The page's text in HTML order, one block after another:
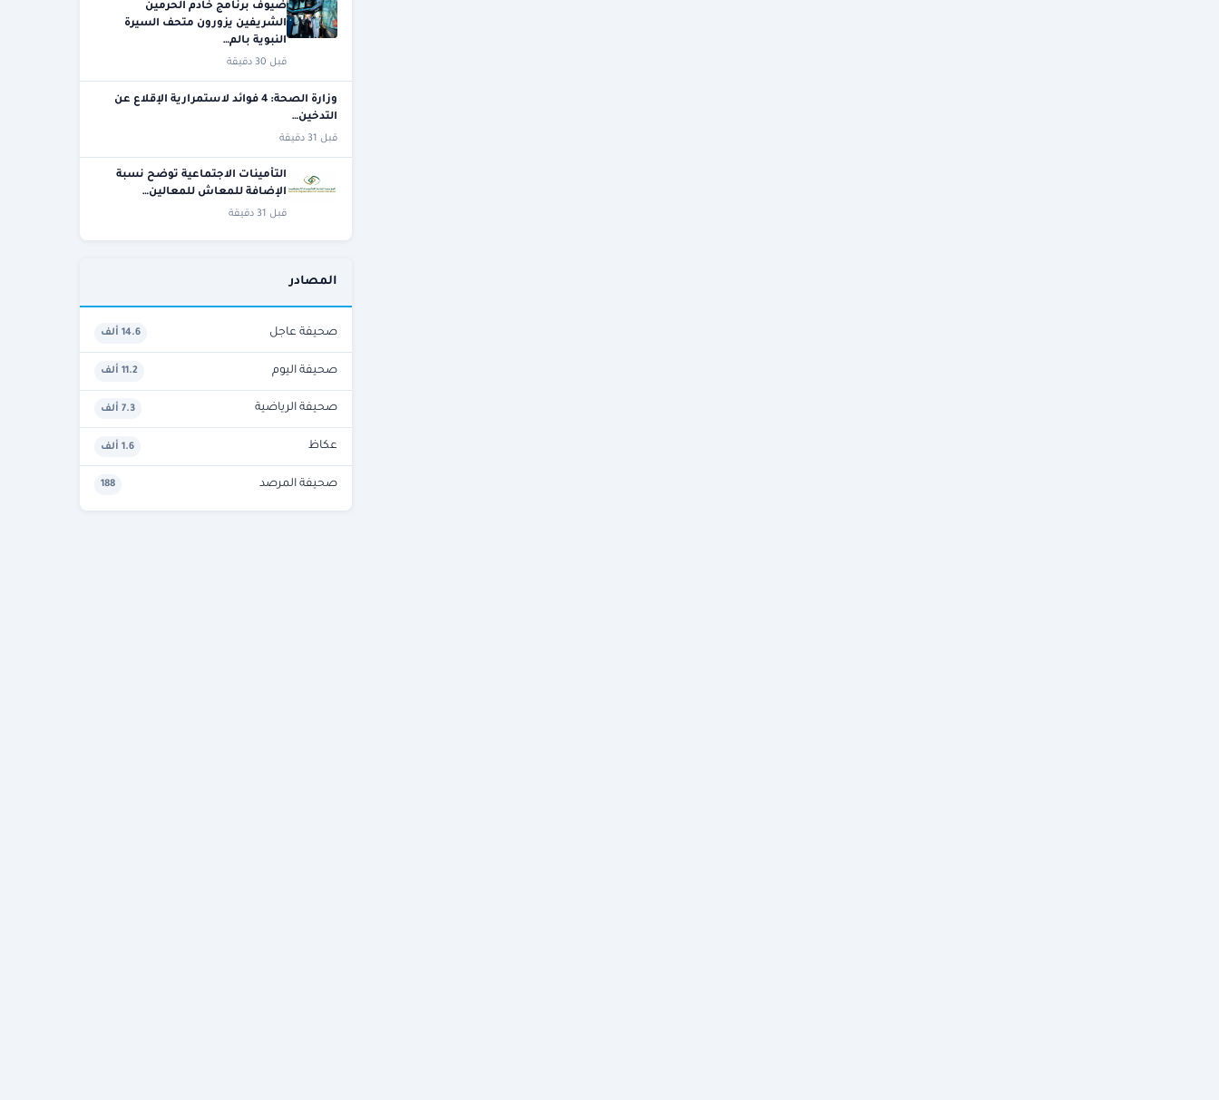
ضيوف برنامج خادم الحرمين
الشريفين يزورون متحف السيرة
النبوية بالم…
قبل 30 دقيقة
وزارة الصحة: 4 فوائد لاستمرارية الإقلاع عن
التدخين…
قبل 31 دقيقة
التأمينات الاجتماعية توضح نسبة
الإضافة للمعاش للمعالين…
قبل 31 دقيقة
المصادر
صحيفة عاجل 14.6 ألف
صحيفة اليوم 11.2 ألف
صحيفة الرياضية 7.3 ألف
عكاظ 1.6 ألف
صحيفة المرصد 188